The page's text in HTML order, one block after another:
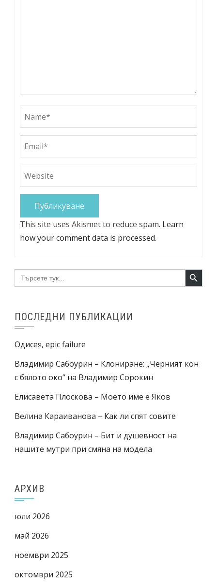
This site uses Akismet to reduce spam. Learn
how your comment data is processed.
Search
for:
Search Button
ПОСЛЕДНИ ПУБЛИКАЦИИ
Одисея, epic failure
Владимир Сабоурин – Клониране: „Черният кон
с бялото око“ на Владимир Сорокин
Елисавета Плоскова – Моето име е Яков
Велина Караиванова – Как ли спят совите
Владимир Сабоурин – Бит и душевност на
нашите мутри при смяна на модела
АРХИВ
юли 2026
май 2026
ноември 2025
октомври 2025